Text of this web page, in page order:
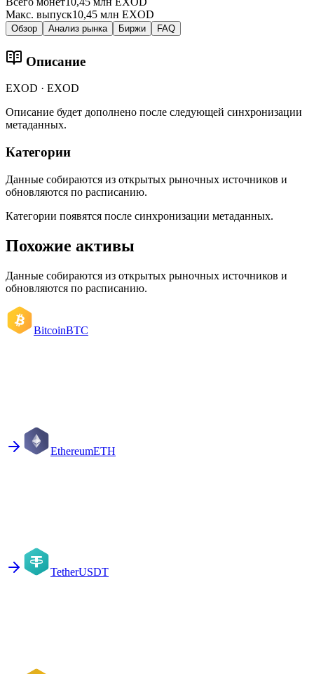
Макс. выпуск10,45 млн EXOD
Обзор Анализ рынка Биржи FAQ
Описание
EXOD · EXOD
Описание будет дополнено после следующей синхронизации
метаданных.
Категории
Данные собираются из открытых рыночных источников и
обновляются по расписанию.
Категории появятся после синхронизации метаданных.
Похожие активы
Данные собираются из открытых рыночных источников и
обновляются по расписанию.
BitcoinBTC
EthereumETH
TetherUSDT